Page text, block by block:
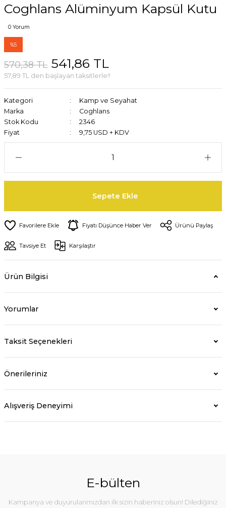
Coghlans Alüminyum Kapsül Kutu
0 Yorum
%5
570,38 TL 541,86 TL
57,89 TL den başlayan taksitlerle!!
Kategori
Kamp ve Seyahat
Marka
Coghlans
Stok Kodu
2346
Fiyat
9,75 USD + KDV
Sepete Ekle
Fiyatı Düşünce Haber Ver Ürünü Paylaş
Tavsiye Et Karşılaştır
Ürün Bilgisi
Yorumlar
Taksit Seçenekleri
Önerileriniz
Alışveriş Deneyimi
E-bülten
Kampanya ve duyurularımızdan ilk sizin haberiniz olsun! Dilediğiniz